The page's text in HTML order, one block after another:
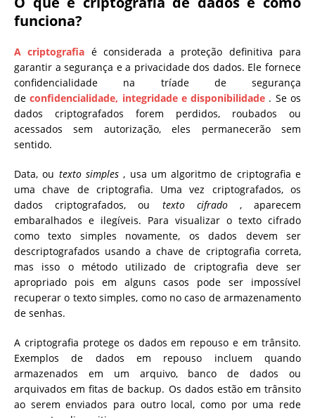
funciona?
A criptografia é considerada a proteção definitiva para
garantir a segurança e a privacidade dos dados. Ele fornece
confidencialidade na tríade de segurança
deconfidencialidade, integridade e disponibilidade . Se os
dados criptografados forem perdidos, roubados ou
acessados ​​sem autorização, eles permanecerão sem
sentido.
Data, ou texto simples, usa um algoritmo de criptografia e
uma chave de criptografia. Uma vez criptografados, os
dados criptografados, ou texto cifrado, aparecem
embaralhados e ilegíveis. Para visualizar o texto cifrado
como texto simples novamente, os dados devem ser
descriptografados usando a chave de criptografia correta,
mas isso o método utilizado de criptografia deve ser
apropriado pois em alguns casos pode ser impossível
recuperar o texto simples, como no caso de armazenamento
de senhas.
A criptografia protege os dados em repouso e em trânsito.
Exemplos de dados em repouso incluem quando
armazenados em um arquivo, banco de dados ou
arquivados em fitas de backup. Os dados estão em trânsito
ao serem enviados para outro local, como por uma rede